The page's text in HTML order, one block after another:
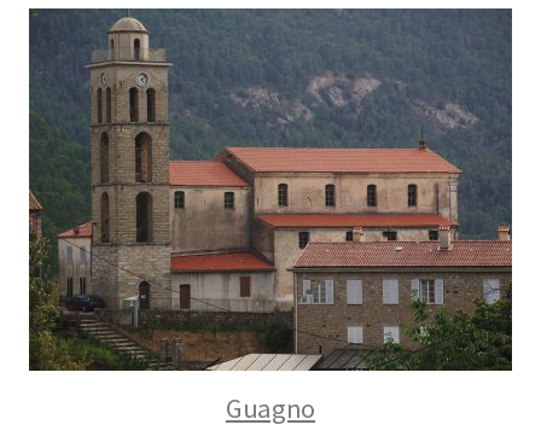
Guagno